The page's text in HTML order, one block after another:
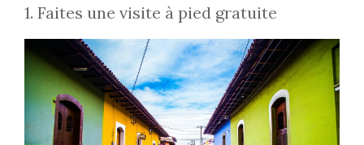
1. Faites une visite à pied gratuite